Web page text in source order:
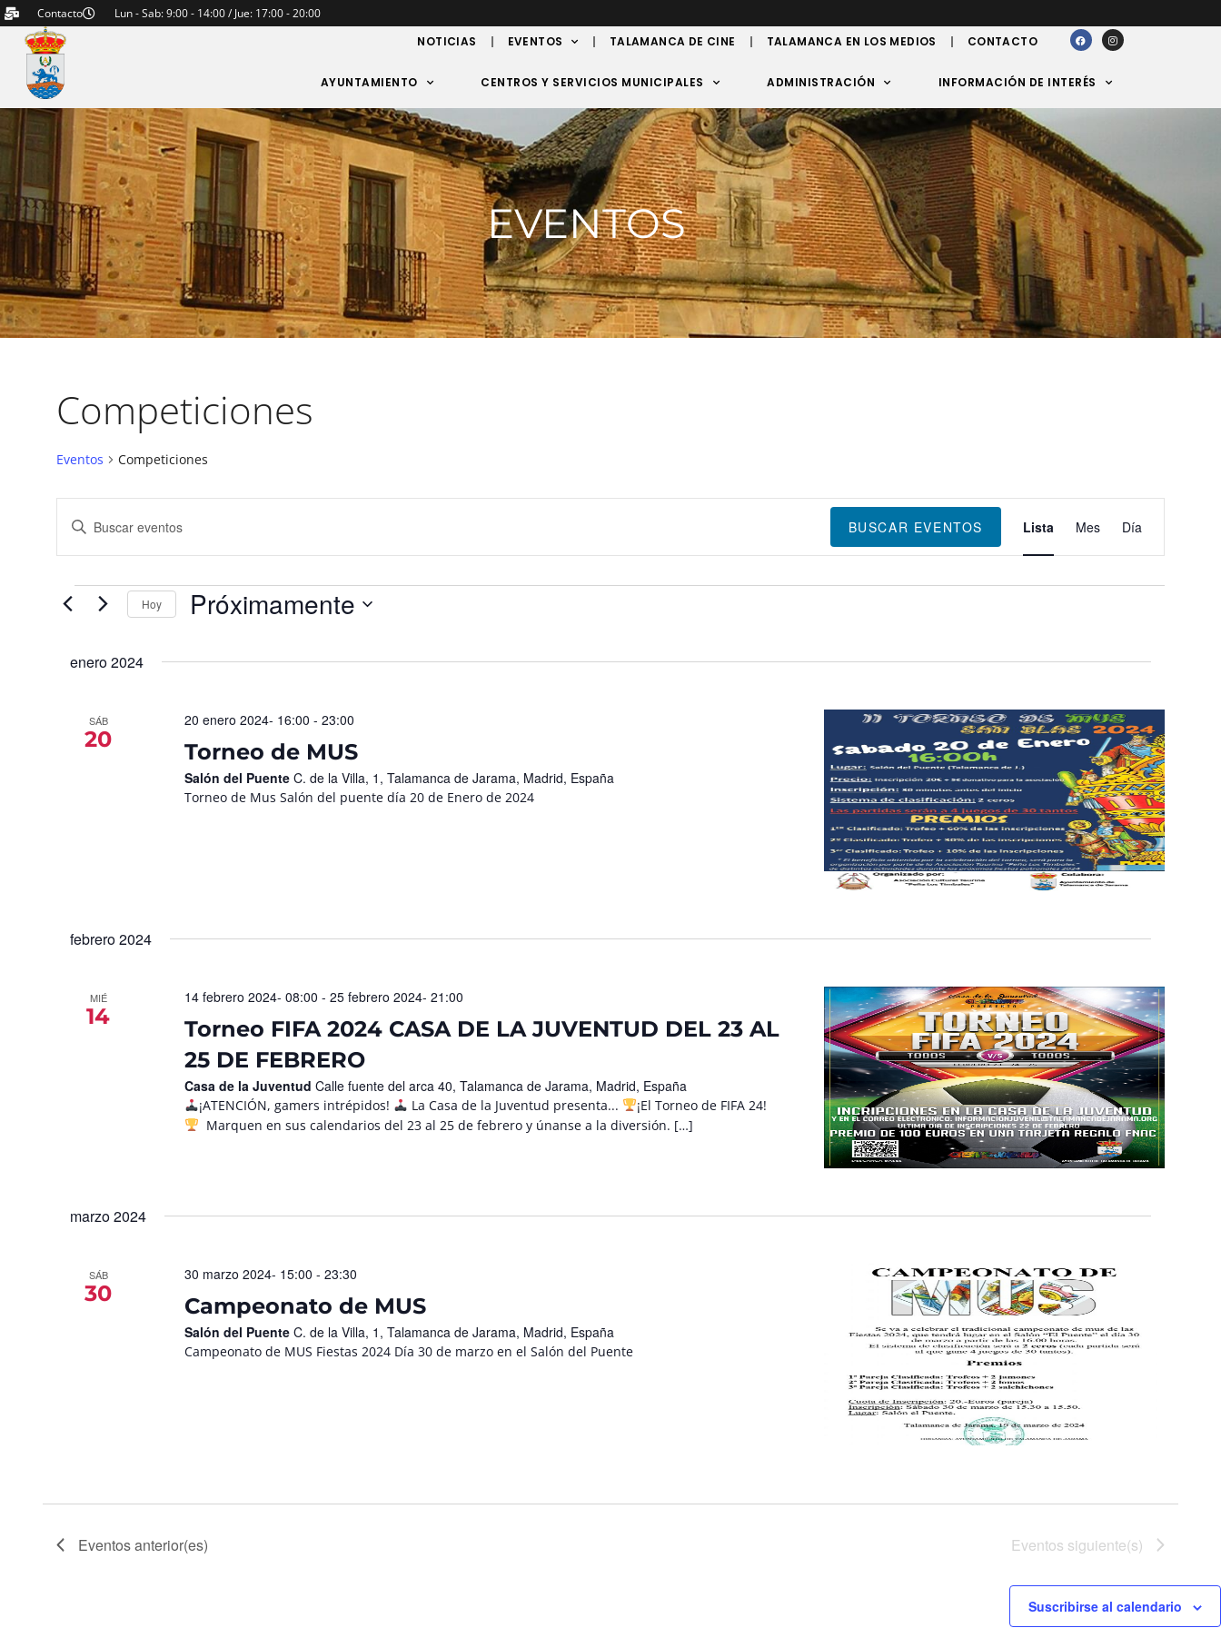
Contacto
Lun - Sab: 9:00 - 14:00 / Jue: 17:00 - 20:00
NOTICIAS
EVENTOS TALAMANCA DE CINE TALAMANCA EN LOS MEDIOS CONTACTO
AYUNTAMIENTO CENTROS Y SERVICIOS MUNICIPALES ADMINISTRACIÓN INFORMACIÓN DE INTERÉS
EVENTOS
Competiciones
Eventos Competiciones
de
búsqueda
vistas
palabra
clave.
para
la
palabra
BUSCAR EVENTOS
de
Evento
Lista Mes Día
Hoy Próximamente
enero 2024
SÁB
20 Torneo de MUS
20 enero 2024- 16:00 - 23:00
Salón del Puente C. de la Villa, 1, Talamanca de Jarama, Madrid, España
Torneo de Mus Salón del puente día 20 de Enero de 2024
febrero 2024
MIÉ
14
Torneo FIFA 2024 CASA DE LA JUVENTUD DEL 23 AL
25 DE FEBRERO
14 febrero 2024- 08:00 - 25 febrero 2024- 21:00
Casa de la Juventud Calle fuente del arca 40, Talamanca de Jarama, Madrid, España
¡ATENCIÓN, gamers intrépidos! La Casa de la Juventud presenta...
¡El Torneo de FIFA 24!
Marquen en sus calendarios del 23 al 25 de febrero y únanse a la diversión. […]
marzo 2024
SÁB
30 Campeonato de MUS
30 marzo 2024- 15:00 - 23:30
Salón del Puente C. de la Villa, 1, Talamanca de Jarama, Madrid, España
Campeonato de MUS Fiestas 2024 Día 30 de marzo en el Salón del Puente
Eventosanterior(es) Eventos siguiente(s)
Suscribirse al calendario